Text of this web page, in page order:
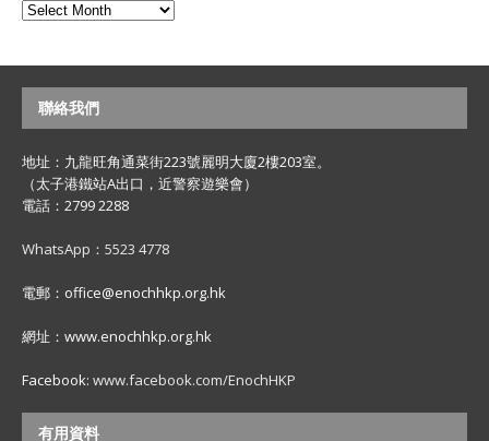
聯絡我們
地址：九龍旺角通菜街223號麗明大廈2樓203室。
（太子港鐵站A出口，近警察遊樂會）
電話：2799 2288
WhatsApp：5523 4778
電郵：office@enochhkp.org.hk
網址：www.enochhkp.org.hk
Facebook: www.facebook.com/EnochHKP
有用資料